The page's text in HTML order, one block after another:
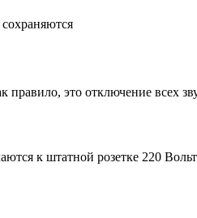
это отключение всех
к штатной розетке 220